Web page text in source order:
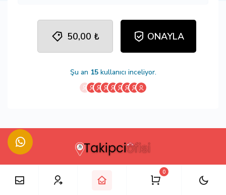
0
50,00 ₺ ONAYLA
Şu an 15kullanıcı inceliyor.